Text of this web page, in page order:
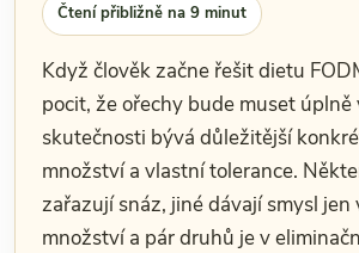
Čtení přibližně na 9 minut
Když člověk začne řešit dietu
pocit, že ořechy bude muset úplně
skutečnosti bývá důležitější
množství a vlastní tolerance.
zařazují snáz, jiné dávají smysl jen
množství a pár druhů je v